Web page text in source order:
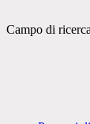
Campo di